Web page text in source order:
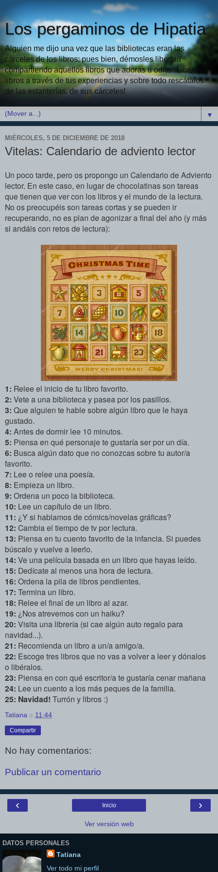
Los pergaminos de Hipatia
Alguien me dijo una vez que las bibliotecas eran las
cárceles de los libros; pues bien, démosles libertad
compartiendo aquellos libros que adoras u odias. Libera
libros a través de tus experiencias y sobre todo rescátalos
de las estanterías, de sus cárceles!
▼
MIÉRCOLES, 5 DE DICIEMBRE DE 2018
Vitelas: Calendario de adviento lector
Un poco tarde, pero os propongo un Calendario de Adviento
lector. En este caso, en lugar de chocolatinas son tareas
que tienen que ver con los libros y el mundo de la lectura.
No os preocupéis son tareas cortas y se pueden ir
recuperando, no es plan de agonizar a final del año (y más
si andáis con retos de lectura):
1: Relee el inicio de tu libro favorito.
2: Vete a una biblioteca y pasea por los pasillos.
3: Que alguien te hable sobre algún libro que le haya
gustado.
4: Antes de dormir lee 10 minutos.
5: Piensa en qué personaje te gustaría ser por un día.
6: Busca algún dato que no conozcas sobre tu autor/a
favorito.
7: Lee o relee una poesía.
8: Empieza un libro.
9: Ordena un poco la biblioteca.
10: Lee un capítulo de un libro.
11: ¿Y si hablamos de cómics/novelas gráficas?
12: Cambia el tiempo de tv por lectura.
13: Piensa en tu cuento favorito de la infancia. Si puedes
búscalo y vuelve a leerlo.
14: Ve una película basada en un libro que hayas leído.
15: Dedícate al menos una hora de lectura.
16: Ordena la pila de libros pendientes.
17: Termina un libro.
18: Relee el final de un libro al azar.
19: ¿Nos atrevemos con un haiku?
20: Visita una librería (si cae algún auto regalo para
navidad...).
21: Recomienda un libro a un/a amigo/a.
22: Escoge tres libros que no vas a volver a leer y dónalos
o libéralos.
23: Piensa en con qué escritor/a te gustaría cenar mañana
24: Lee un cuento a los más peques de la familia.
25: Navidad! Turrón y libros :)
Tatiana a 11:44
Compartir
No hay comentarios:
Publicar un comentario
‹ ›
Inicio
Ver versión web
DATOS PERSONALES
Tatiana
Ver todo mi perfil